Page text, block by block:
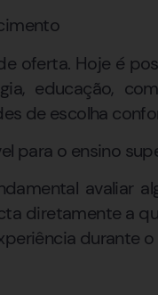
oferta. Hoje é
educação,
de escolha
para o ensino
avaliar
diretamente a
durante o